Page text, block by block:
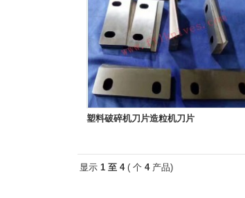
塑料破碎机刀片造粒机刀片
显示 1 至 4( 个 4产品)